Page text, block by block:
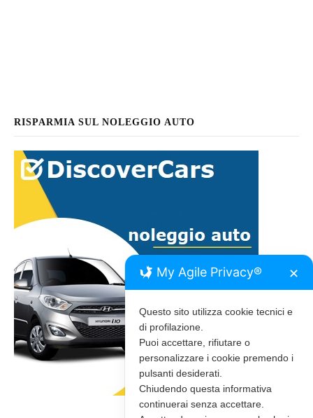
RISPARMIA SUL NOLEGGIO AUTO
My Agile Privacy® ✕
Questo sito utilizza cookie tecnici e
di profilazione.
Puoi accettare, rifiutare o
personalizzare i cookie premendo i
pulsanti desiderati.
Chiudendo questa informativa
continuerai senza accettare.